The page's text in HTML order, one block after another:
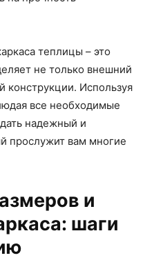
теплицы – это
не только внешний
конструкции. Используя
все необходимые
надежный и
прослужит вам многие
и
шаги